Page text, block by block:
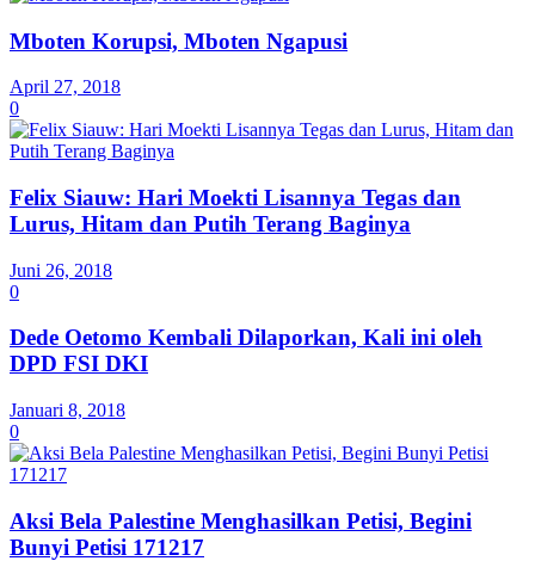
Mboten Korupsi, Mboten Ngapusi
April 27, 2018
0
Felix Siauw: Hari Moekti Lisannya Tegas dan
Lurus, Hitam dan Putih Terang Baginya
Juni 26, 2018
0
Dede Oetomo Kembali Dilaporkan, Kali ini oleh
DPD FSI DKI
Januari 8, 2018
0
Aksi Bela Palestine Menghasilkan Petisi, Begini
Bunyi Petisi 171217